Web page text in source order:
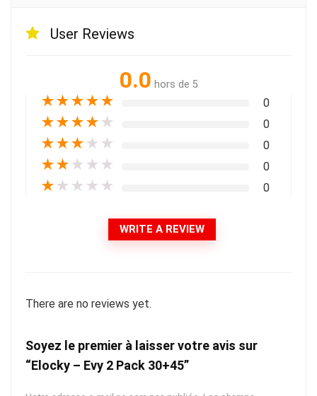
User Reviews
0.0 hors de 5
★★★★★ 0
★★★★ ★ 0
★★★ ★ ★ 0
★★ ★ ★ ★ 0
★ ★ ★ ★ ★ 0
WRITE A REVIEW
There are no reviews yet.
Soyez le premier à laisser votre avis sur
“Elocky – Evy 2 Pack 30+45”